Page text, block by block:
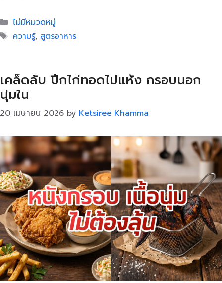
Categories
ไม่มีหมวดหมู่
Tags
ความรู้, สูตรอาหาร
เคล็ดลับ ปีกไก่ทอดไม่แห้ง กรอบนอก
นุ่มใน
20 เมษายน 2026 by Ketsiree Khamma